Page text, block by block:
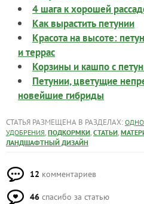
4 шага к хорошей
Как вырастить петунии
Красота на высоте:
и террас
Корзины и кашпо с
Петунии, цветущие
новейшие гибриды
СТАТЬЯ РАЗМЕЩЕНА В РАЗДЕЛАХ:
УДОБРЕНИЯ, ПОДКОРМКИ, СТАТЬИ,
ЛАНДШАФТНЫЙ ДИЗАЙН
12 комментариев
46 спасибо за статью